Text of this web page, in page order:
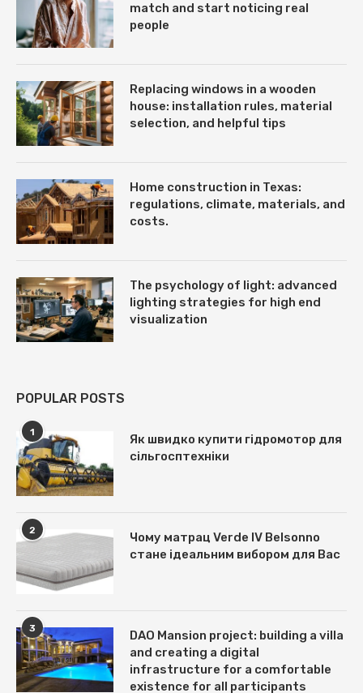
match and start noticing real
people
Replacing windows in a wooden
house: installation rules, material
selection, and helpful tips
Home construction in Texas:
regulations, climate, materials, and
costs.
The psychology of light: advanced
lighting strategies for high end
visualization
POPULAR POSTS
1
Як швидко купити гідромотор для
сільгосптехніки
2
Чому матрац Verde IV Belsonno
стане ідеальним вибором для Вас
3
DAO Mansion project: building a villa
and creating a digital
infrastructure for a comfortable
existence for all participants